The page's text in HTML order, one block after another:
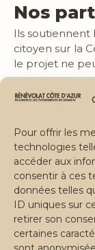
Pour offrir les
technologies
accéder aux
consentir à ces
données telles
ID uniques sur
retirer son
certaines
Nos
Ils
citoyen sur la
le projet ne